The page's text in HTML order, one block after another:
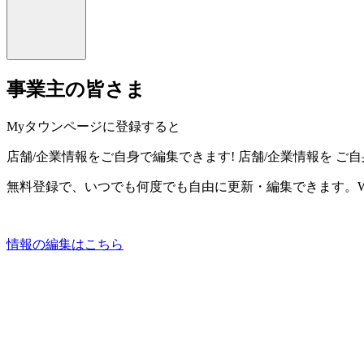
事業主の皆さま
Myタウンページに登録すると
店舗/企業情報をご自身で編集できます! 店舗/企業情報を ご
無料登録で、いつでも何度でも自由に更新・編集できます。
情報の編集はこちら